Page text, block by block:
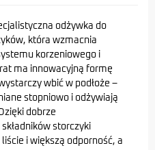
odżywka do
która wzmacnia
korzeniowego i
ma innowacyjną formę
wbić w podłoże –
stopniowo i odżywiają
dobrze
storczyki
i większą odporność, a